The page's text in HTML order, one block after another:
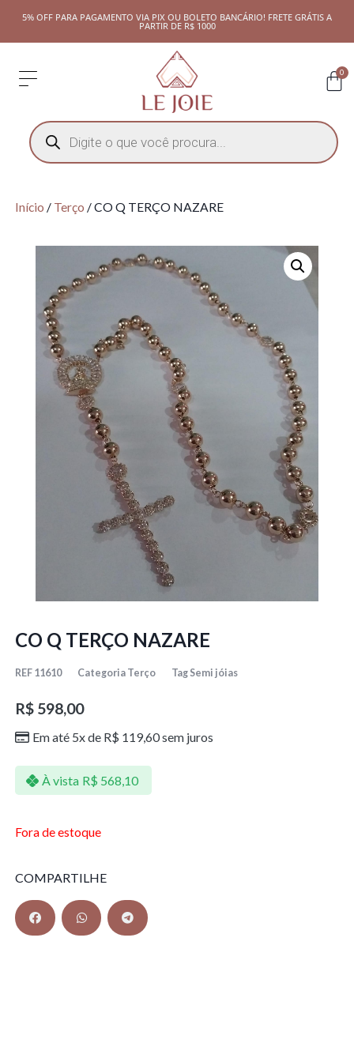
5% OFF PARA PAGAMENTO VIA PIX OU BOLETO BANCÁRIO! FRETE GRÁTIS A
PARTIR DE R$ 1000
0
Início / Terço / CO Q TERÇO NAZARE
CO Q TERÇO NAZARE
REF 11610 Categoria Terço Tag Semi jóias
R$598,00
Em até 5x de R$ 119,60sem juros
À vista R$ 568,10
Fora de estoque
COMPARTILHE